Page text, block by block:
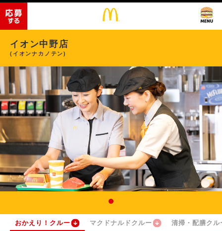
イオン中野店
(イオンナカノテン)
おかえり！クルー マクドナルドクルー 清掃・配膳クル